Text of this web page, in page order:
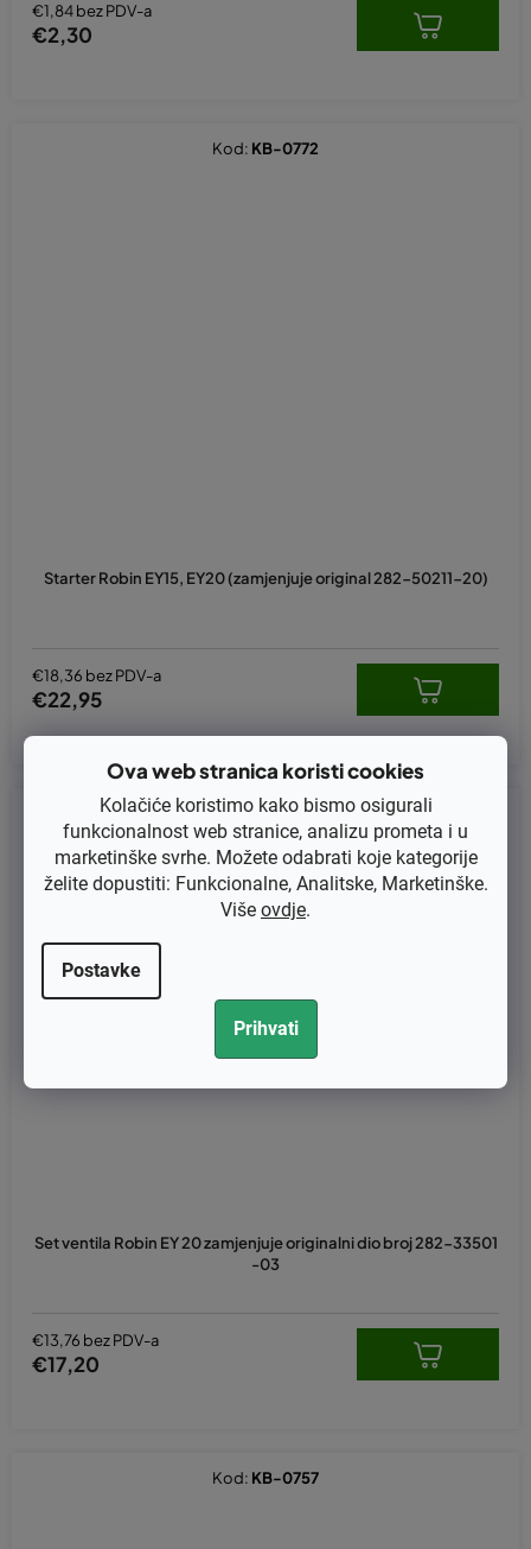
Ova web stranica koristi cookies
Kolačiće koristimo kako bismo osigurali
funkcionalnost web stranice, analizu prometa i u
marketinške svrhe. Možete odabrati koje kategorije
želite dopustiti: Funkcionalne, Analitske, Marketinške.
Više ovdje.
Postavke
Prihvati
€1,84 bez PDV-a
€2,30
Starter Robin EY15, EY20 (zamjenjuje original 282-50211-20)
€18,36 bez PDV-a
€22,95
Kod: KB-0772
Set ventila Robin EY 20 zamjenjuje originalni dio broj 282-33501
-03
€13,76 bez PDV-a
€17,20
Kod:KB-0755
Kod: KB-0757